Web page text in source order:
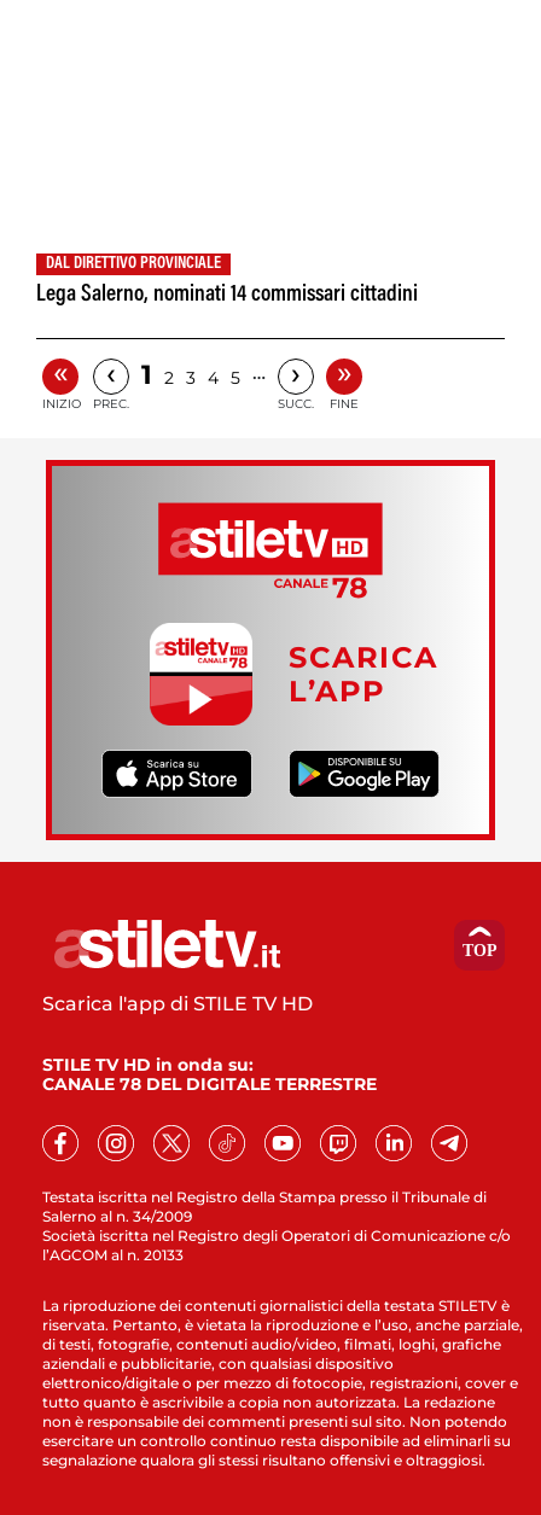
DAL DIRETTIVO PROVINCIALE
Lega Salerno, nominati 14 commissari cittadini
«
INIZIO
‹
PREC.
1 2 3 4 5 … ›
SUCC.
»
FINE
SCARICA
L’APP
Testata iscritta nel Registro della Stampa presso il Tribunale di
Salerno al n. 34/2009
Società iscritta nel Registro degli Operatori di Comunicazione c/o
l’AGCOM al n. 20133
Scarica l'app di STILE TV HD
STILE TV HD in onda su:
CANALE 78 DEL DIGITALE TERRESTRE
La riproduzione dei contenuti giornalistici della testata STILETV è
riservata. Pertanto, è vietata la riproduzione e l’uso, anche parziale,
di testi, fotografie, contenuti audio/video, filmati, loghi, grafiche
aziendali e pubblicitarie, con qualsiasi dispositivo
elettronico/digitale o per mezzo di fotocopie, registrazioni, cover e
tutto quanto è ascrivibile a copia non autorizzata. La redazione
non è responsabile dei commenti presenti sul sito. Non potendo
esercitare un controllo continuo resta disponibile ad eliminarli su
segnalazione qualora gli stessi risultano offensivi e oltraggiosi.